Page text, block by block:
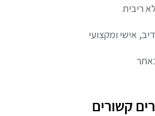
אישי ומקצועי
קשורים